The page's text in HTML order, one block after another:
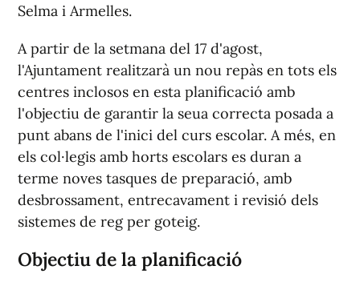
Selma i Armelles.
A partir de la setmana del 17 d'agost,
l'Ajuntament realitzarà un nou repàs en tots els
centres inclosos en esta planificació amb
l'objectiu de garantir la seua correcta posada a
punt abans de l'inici del curs escolar. A més, en
els col·legis amb horts escolars es duran a
terme noves tasques de preparació, amb
desbrossament, entrecavament i revisió dels
sistemes de reg per goteig.
Objectiu de la planificació